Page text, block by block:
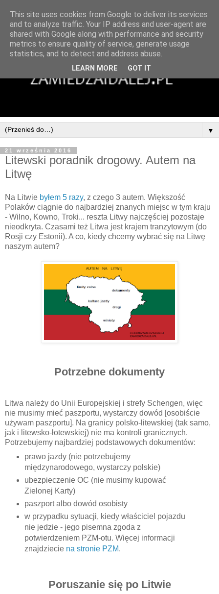
▼
21 września 2016
Litewski poradnik drogowy. Autem na
Litwę
Na Litwie byłem 5 razy, z czego 3 autem. Większość
Polaków ciągnie do najbardziej znanych miejsc w tym kraju
- Wilno, Kowno, Troki... reszta Litwy najczęściej pozostaje
nieodkryta. Czasami też Litwa jest krajem tranzytowym (do
Rosji czy Estonii). A co, kiedy chcemy wybrać się na Litwę
naszym autem?
Potrzebne dokumenty
Litwa należy do Unii Europejskiej i strefy Schengen, więc
nie musimy mieć paszportu, wystarczy dowód [osobiście
używam paszportu]. Na granicy polsko-litewskiej (tak samo,
jak i litewsko-łotewskiej) nie ma kontroli granicznych.
Potrzebujemy najbardziej podstawowych dokumentów:
prawo jazdy (nie potrzebujemy
międzynarodowego, wystarczy polskie)
ubezpieczenie OC (nie musimy kupować
Zielonej Karty)
paszport albo dowód osobisty
w przypadku sytuacji, kiedy właściciel pojazdu
nie jedzie - jego pisemna zgoda z
potwierdzeniem PZM-otu. Więcej informacji
znajdziecie na stronie PZM.
Poruszanie się po Litwie
This site uses cookies from Google to deliver its services
and to analyze traffic. Your IP address and user-agent are
shared with Google along with performance and security
metrics to ensure quality of service, generate usage
statistics, and to detect and address abuse.
LEARN MORE GOT IT